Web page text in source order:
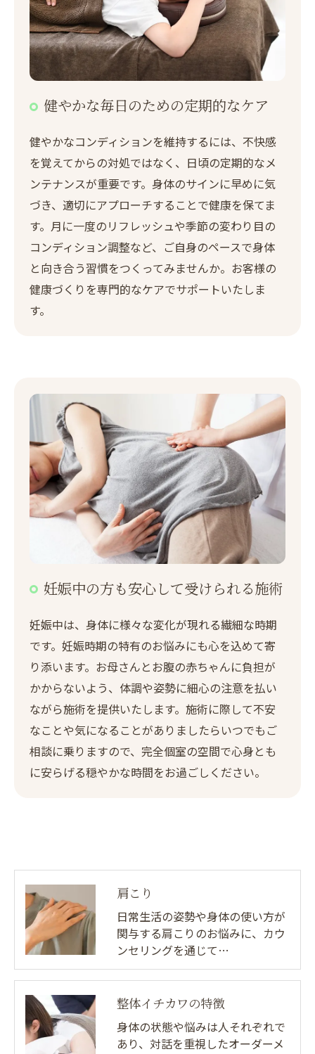
健やかな毎日のための定期的なケア
健やかなコンディションを維持するには、不快感
を覚えてからの対処ではなく、日頃の定期的なメ
ンテナンスが重要です。身体のサインに早めに気
づき、適切にアプローチすることで健康を保てま
す。月に一度のリフレッシュや季節の変わり目の
コンディション調整など、ご自身のペースで身体
と向き合う習慣をつくってみませんか。お客様の
健康づくりを専門的なケアでサポートいたしま
す。
妊娠中の方も安心して受けられる施術
妊娠中は、身体に様々な変化が現れる繊細な時期
です。妊娠時期の特有のお悩みにも心を込めて寄
り添います。お母さんとお腹の赤ちゃんに負担が
かからないよう、体調や姿勢に細心の注意を払い
ながら施術を提供いたします。施術に際して不安
なことや気になることがありましたらいつでもご
相談に乗りますので、完全個室の空間で心身とも
に安らげる穏やかな時間をお過ごしください。
肩こり
日常生活の姿勢や身体の使い方が
関与する肩こりのお悩みに、カウ
ンセリングを通じて…
整体イチカワの特徴
身体の状態や悩みは人それぞれで
あり、対話を重視したオーダーメ
ご予約はこちら